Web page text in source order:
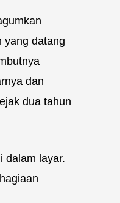
yang datang
dan
dua tahun
dalam layar.